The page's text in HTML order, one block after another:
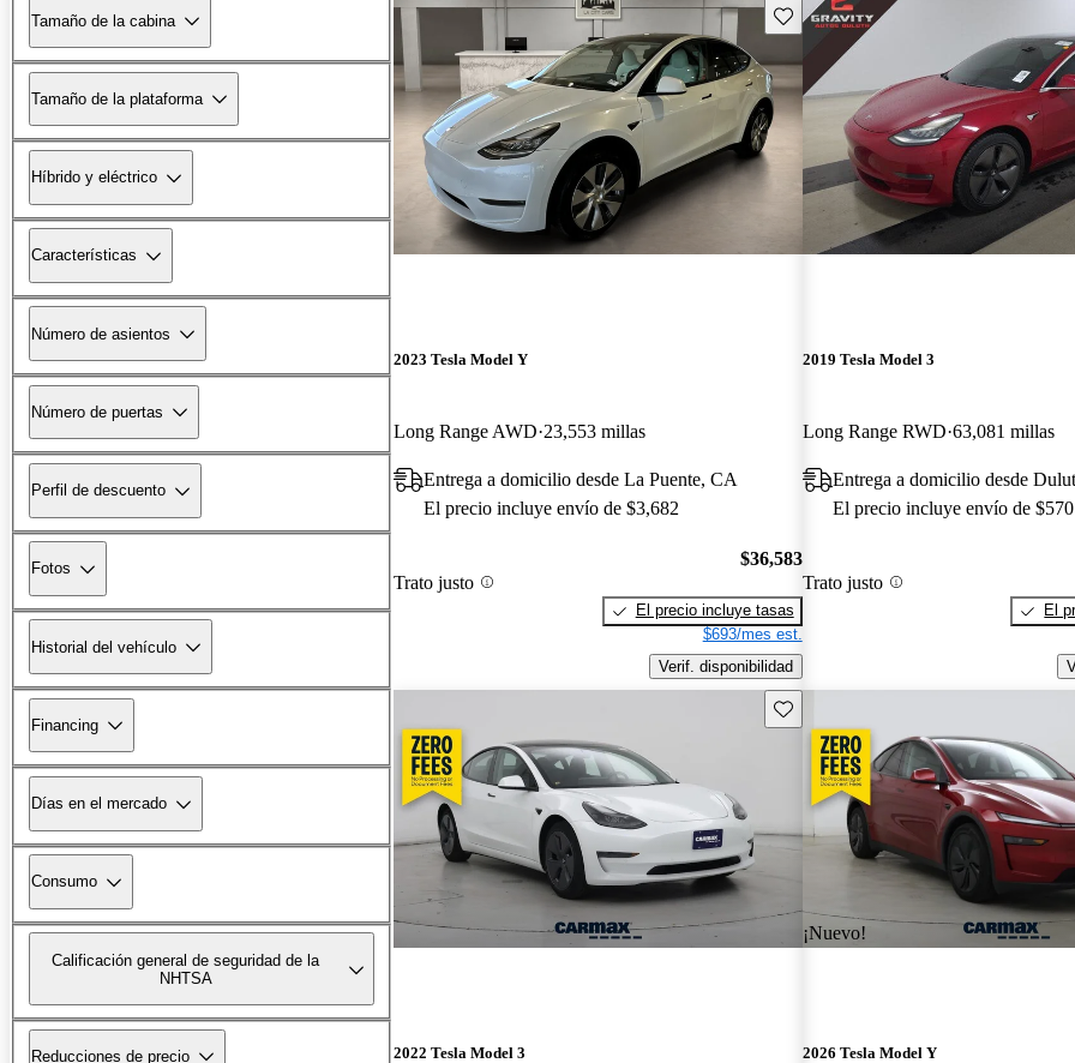
Tamaño de la cabina
Tamaño de la plataforma
Híbrido y eléctrico
Características
Número de asientos
Número de puertas
Perfil de descuento
Fotos
Historial del vehículo
Financing
Días en el mercado
Consumo
Calificación general de seguridad de la
NHTSA
Reducciones de precio
Guarda este Aviso
2023 Tesla Model Y
Long Range AWD 23,553 millas
Entrega a domicilio desde La Puente, CA
El precio incluye envío de $3,682
Trato justo
$36,583
El precio incluye tasas
$693/mes est.
Verif. disponibilidad
2019 Tesla Model 3
Long Range RWD 63,081 millas
Entrega a domicilio desde
El precio incluye envío de $570
Trato justo
El
Guarda este Aviso
2022 Tesla Model 3
¡Nuevo!
2026 Tesla Model Y